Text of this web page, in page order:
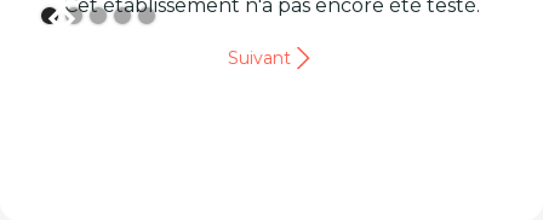
Cet établissement n'a pas encore été testé.
Suivant